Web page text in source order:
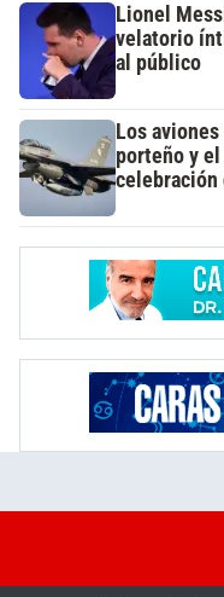
Lionel
velatorio
al público
Los
porteño y
celebración